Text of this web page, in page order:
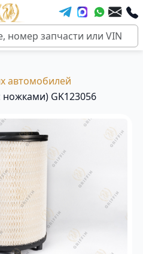
автомобилей
GK123056